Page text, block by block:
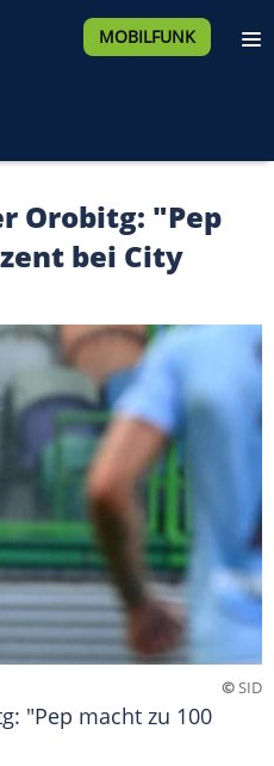
MOBILFUNK
Orobitg: "Pep
bei City
©SID
"Pep macht zu 100